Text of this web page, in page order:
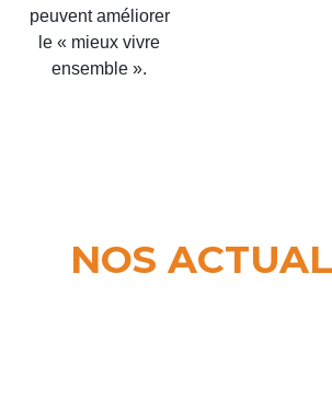
peuvent améliorer
le « mieux vivre
ensemble ».
NOS